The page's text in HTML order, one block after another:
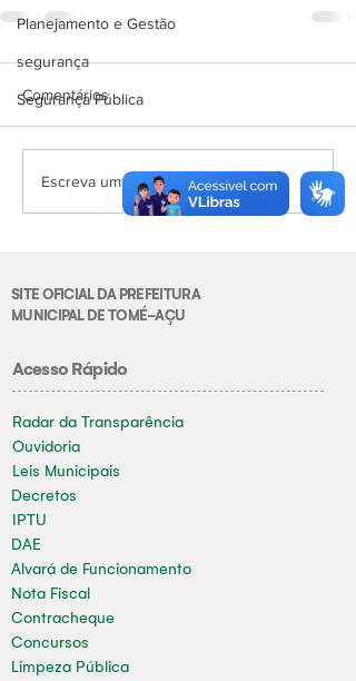
Planejamento e Gestão
segurança
Segurança Pública
Comentários
Escreva um comentário
SITE OFICIAL DA PREFEITURA
MUNICIPAL DE TOMÉ-AÇU
Acesso Rápido
Radar da Transparência
Ouvidoria
Leis Municipais
Decretos
IPTU
DAE
Alvará de Funcionamento
Nota Fiscal
Contracheque
Concursos
Limpeza Pública